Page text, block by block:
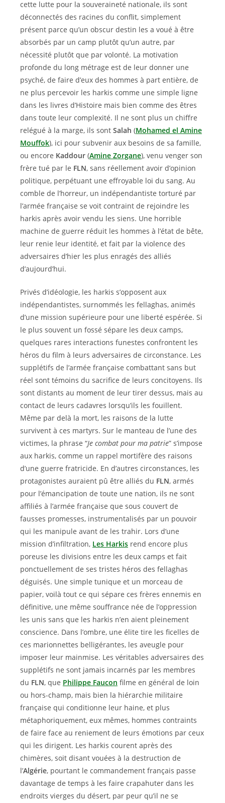
cette lutte pour la souveraineté nationale, ils sont
déconnectés des racines du conflit, simplement
présent parce qu’un obscur destin les a voué à être
absorbés par un camp plutôt qu’un autre, par
nécessité plutôt que par volonté. La motivation
profonde du long métrage est de leur donner une
psyché, de faire d’eux des hommes à part entière, de
ne plus percevoir les harkis comme une simple ligne
dans les livres d’Histoire mais bien comme des êtres
dans toute leur complexité. Il ne sont plus un chiffre
relégué à la marge, ils sont Salah (Mohamed el Amine
Mouffok), ici pour subvenir aux besoins de sa famille,
ou encore Kaddour (Amine Zorgane), venu venger son
frère tué par le FLN, sans réellement avoir d’opinion
politique, perpétuant une effroyable loi du sang. Au
comble de l’horreur, un indépendantiste torturé par
l’armée française se voit contraint de rejoindre les
harkis après avoir vendu les siens. Une horrible
machine de guerre réduit les hommes à l’état de bête,
leur renie leur identité, et fait par la violence des
adversaires d’hier les plus enragés des alliés
d’aujourd’hui.
Privés d’idéologie, les harkis s’opposent aux
indépendantistes, surnommés les fellaghas, animés
d’une mission supérieure pour une liberté espérée. Si
le plus souvent un fossé sépare les deux camps,
quelques rares interactions funestes confrontent les
héros du film à leurs adversaires de circonstance. Les
supplétifs de l’armée française combattant sans but
réel sont témoins du sacrifice de leurs concitoyens. Ils
sont distants au moment de leur tirer dessus, mais au
contact de leurs cadavres lorsqu’ils les fouillent.
Même par delà la mort, les raisons de la lutte
survivent à ces martyrs. Sur le manteau de l’une des
victimes, la phrase “Je combat pour ma patrie” s’impose
aux harkis, comme un rappel mortifère des raisons
d’une guerre fratricide. En d’autres circonstances, les
protagonistes auraient pû être alliés du FLN, armés
pour l’émancipation de toute une nation, ils ne sont
affiliés à l’armée française que sous couvert de
fausses promesses, instrumentalisés par un pouvoir
qui les manipule avant de les trahir. Lors d’une
mission d’infiltration, Les Harkis rend encore plus
poreuse les divisions entre les deux camps et fait
ponctuellement de ses tristes héros des fellaghas
déguisés. Une simple tunique et un morceau de
papier, voilà tout ce qui sépare ces frères ennemis en
définitive, une même souffrance née de l’oppression
les unis sans que les harkis n’en aient pleinement
conscience. Dans l’ombre, une élite tire les ficelles de
ces marionnettes belligérantes, les aveugle pour
imposer leur mainmise. Les véritables adversaires des
supplétifs ne sont jamais incarnés par les membres
du FLN, que Philippe Faucon filme en général de loin
ou hors-champ, mais bien la hiérarchie militaire
française qui conditionne leur haine, et plus
métaphoriquement, eux mêmes, hommes contraints
de faire face au reniement de leurs émotions par ceux
qui les dirigent. Les harkis courent après des
chimères, soit disant vouées à la destruction de
l’Algérie, pourtant le commandement français passe
davantage de temps à les faire crapahuter dans les
endroits vierges du désert, par peur qu’il ne se